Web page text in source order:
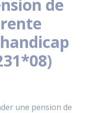
de
une pension de